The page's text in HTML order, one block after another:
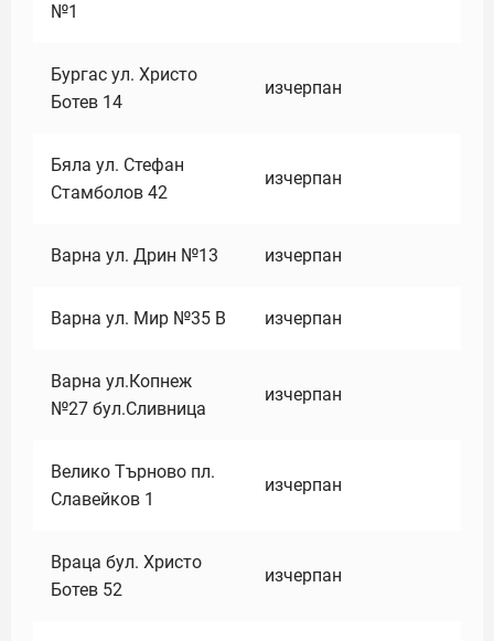
№1
Бургас ул. Христо
Ботев 14
изчерпан
Бяла ул. Стефан
Стамболов 42
изчерпан
Варна ул. Дрин №13 изчерпан
Варна ул. Мир №35 В изчерпан
Варна ул.Копнеж
№27 бул.Сливница
изчерпан
Велико Търново пл.
Славейков 1
изчерпан
Враца бул. Христо
Ботев 52
изчерпан